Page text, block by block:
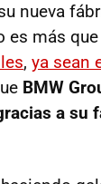
nueva
es más que
, ya sean
BMW
a su